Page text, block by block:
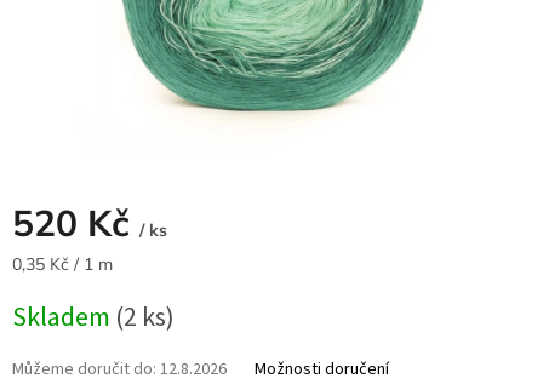
520 Kč / ks
Měrná
0,35 Kč / 1 m
Skladem (2 ks)
Můžeme doručit do: 12.8.2026 Možnosti doručení